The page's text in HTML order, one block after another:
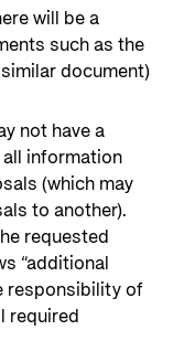
will be a
such as the
document)
not have a
information
(which may
to another).
requested
“additional
responsibility of
required